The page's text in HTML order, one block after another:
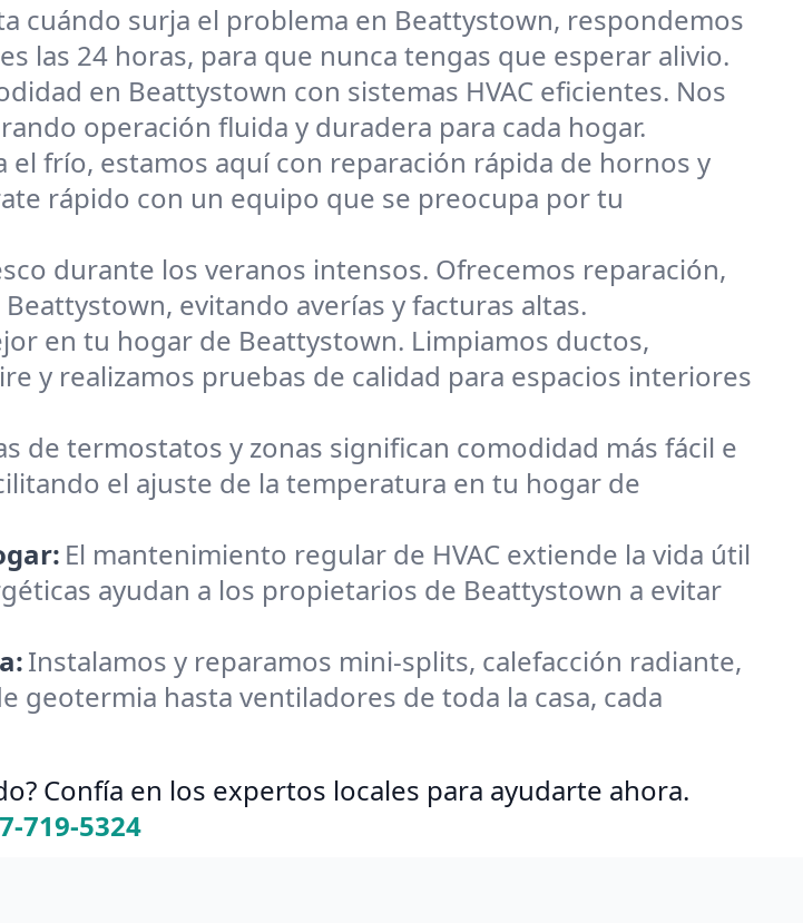
cuándo surja el problema en Beattystown, respondemos
las 24 horas, para que nunca tengas que esperar alivio.
en Beattystown con sistemas HVAC eficientes. Nos
operación fluida y duradera para cada hogar.
el frío, estamos aquí con reparación rápida de hornos y
rápido con un equipo que se preocupa por tu
durante los veranos intensos. Ofrecemos reparación,
evitando averías y facturas altas.
en tu hogar de Beattystown. Limpiamos ductos,
y realizamos pruebas de calidad para espacios interiores
de termostatos y zonas significan comodidad más fácil e
el ajuste de la temperatura en tu hogar de
El mantenimiento regular de HVAC extiende la vida útil
ayudan a los propietarios de Beattystown a evitar
Instalamos y reparamos mini-splits, calefacción radiante,
geotermia hasta ventiladores de toda la casa, cada
Confía en los expertos locales para ayudarte ahora.
719-5324